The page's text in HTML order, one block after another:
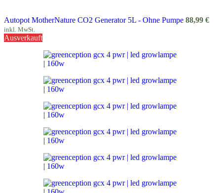
Autopot MotherNature CO2 Generator 5L - Ohne Pumpe 88,99 €
inkl. MwSt.
Ausverkauft